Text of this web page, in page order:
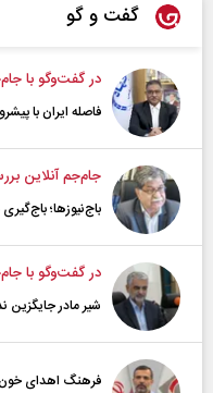
گفت و گو
در گفت‌و‌گو با
فاصله ایران با
جام‌جم آنلاین
باج‌نیوزها؛
در گفت‌و‌گو با
شیر مادر جایگزین
فرهنگ اهدای